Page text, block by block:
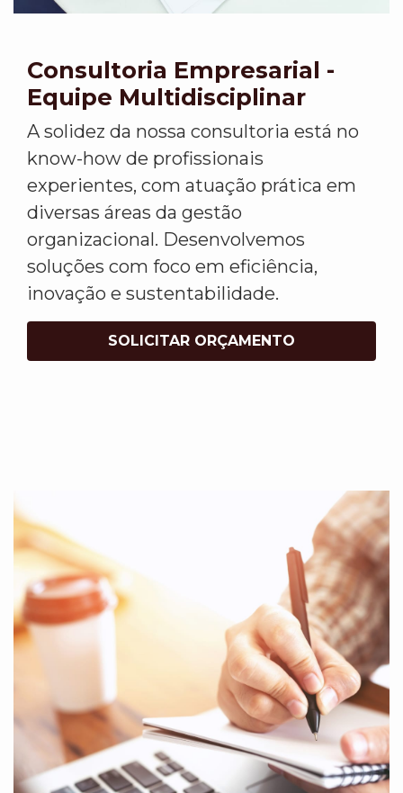
Consultoria Empresarial -
Equipe Multidisciplinar
A solidez da nossa consultoria está no
know-how de profissionais
experientes, com atuação prática em
diversas áreas da gestão
organizacional. Desenvolvemos
soluções com foco em eficiência,
inovação e sustentabilidade.
SOLICITAR ORÇAMENTO